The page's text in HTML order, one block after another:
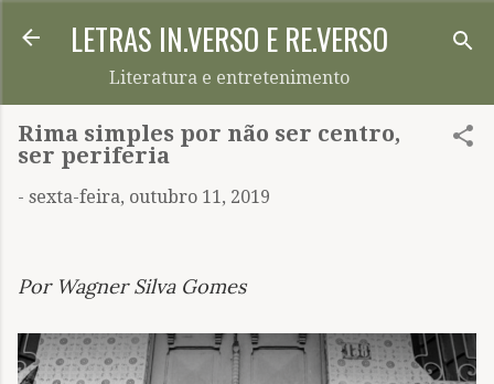
Pular para o conteúdo principal
LETRAS IN.VERSO E RE.VERSO
Literatura e entretenimento
Rima simples por não ser centro,
ser periferia
- sexta-feira, outubro 11, 2019
Por Wagner Silva Gomes